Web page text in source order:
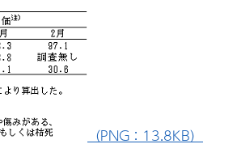
（PNG：13.8KB）